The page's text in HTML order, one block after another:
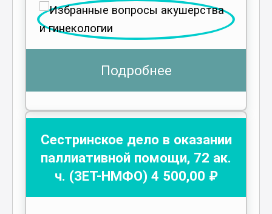
Подробнее
Сестринское дело в оказании
паллиативной помощи, 72 ак.
ч. (ЗЕТ-НМФО) 4 500,00 ₽